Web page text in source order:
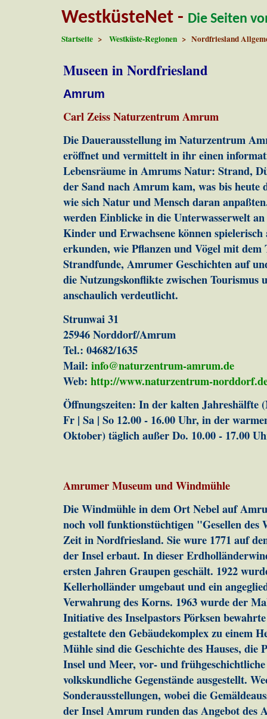
WestküsteNet - Die Seiten
Startseite >Westküste-Regionen > Nordfriesland
Museen in Nordfriesland
Amrum
Carl Zeiss Naturzentrum Amrum
Die Dauerausstellung im Naturzentrum
eröffnet und vermittelt in ihr einen
Lebensräume in Amrums Natur: Strand,
der Sand nach Amrum kam, was bis heute
wie sich Natur und Mensch daran
werden Einblicke in die Unterwasserwelt
Kinder und Erwachsene können spielerisch
erkunden, wie Pflanzen und Vögel mit dem
Strandfunde, Amrumer Geschichten auf
die Nutzungskonflikte zwischen Tourismus
anschaulich verdeutlicht.
Strunwai 31
25946 Norddorf/Amrum
Tel.: 04682/1635
Mail:info@naturzentrum-amrum.de
Web:http://www.naturzentrum-
Öffnungszeiten: In der kalten Jahreshälfte
Fr | Sa | So 12.00 - 16.00 Uhr, in der
Oktober) täglich außer Do. 10.00 - 17.00
Amrumer Museum und Windmühle
Die Windmühle in dem Ort Nebel auf
noch voll funktionstüchtigen "Gesellen des
Zeit in Nordfriesland. Sie wure 1771 auf
der Insel erbaut. In dieser
ersten Jahren Graupen geschält. 1922
Kellerholländer umgebaut und ein
Verwahrung des Korns. 1963 wurde der
Initiative des Inselpastors Pörksen
gestaltete den Gebäudekomplex zu einem
Mühle sind die Geschichte des Hauses, die
Insel und Meer, vor- und frühgeschichtliche
volkskundliche Gegenstände ausgestellt.
Sonderausstellungen, wobei die
der Insel Amrum runden das Angebot des